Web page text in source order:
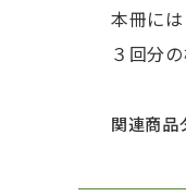
本冊に
３回分
関連商品